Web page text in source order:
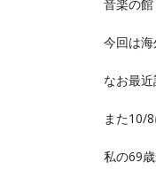
音楽の
今回は海
なお最
また10/
私の69